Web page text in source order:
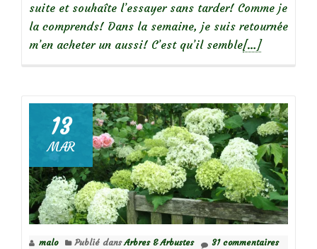
suite et souhaîte l’essayer sans tarder! Comme je
la comprends! Dans la semaine, je suis retournée
m’en acheter un aussi! C’est qu’il sembleEn
‘compactum’
(Thé
du
Labrador
nain)
[…]
13
MAR
malo Publié dansArbres & Arbustes 31 commentaires